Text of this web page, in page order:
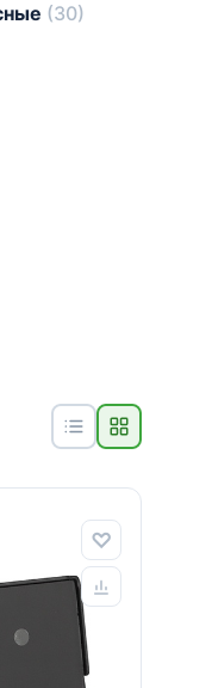
(30)